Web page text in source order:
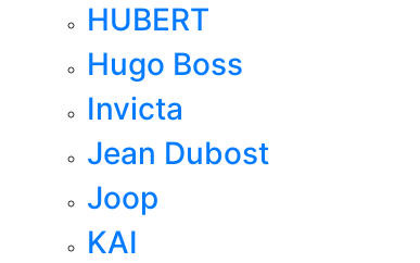
HUBERT
Hugo Boss
Invicta
Jean Dubost
Joop
KAI